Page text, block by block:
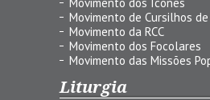
Movimento de Cursilhos
Movimento da RCC
Movimento dos Focolares
Movimento das Missões
Liturgia